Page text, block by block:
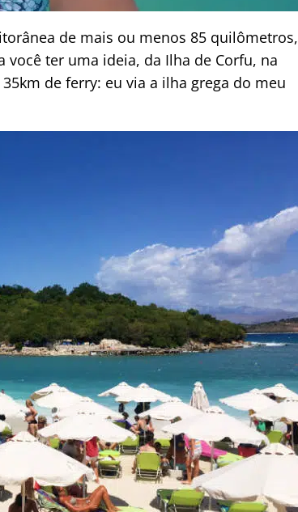
de mais ou menos 85 quilômetros,
você ter uma ideia, da Ilha de Corfu, na
de ferry: eu via a ilha grega do meu